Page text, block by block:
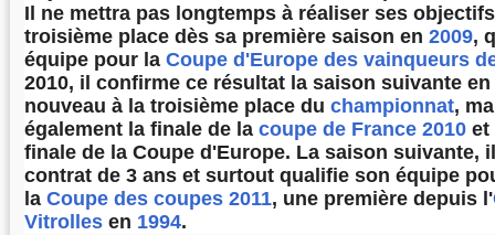
Il ne mettra pas longtemps à réaliser ses
troisième place dès sa première saison en 2009,
équipe pour la Coupe d'Europe des vainqueurs
2010, il confirme ce résultat la saison suivante
nouveau à la troisième place du championnat,
également la finale de la coupe de France 2010 et
finale de la Coupe d'Europe. La saison suivante,
contrat de 3 ans et surtout qualifie son équipe
la Coupe des coupes 2011, une première depuis l'
Vitrolles en 1994.